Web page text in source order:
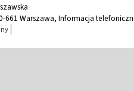
661 Warszawa, Informacja